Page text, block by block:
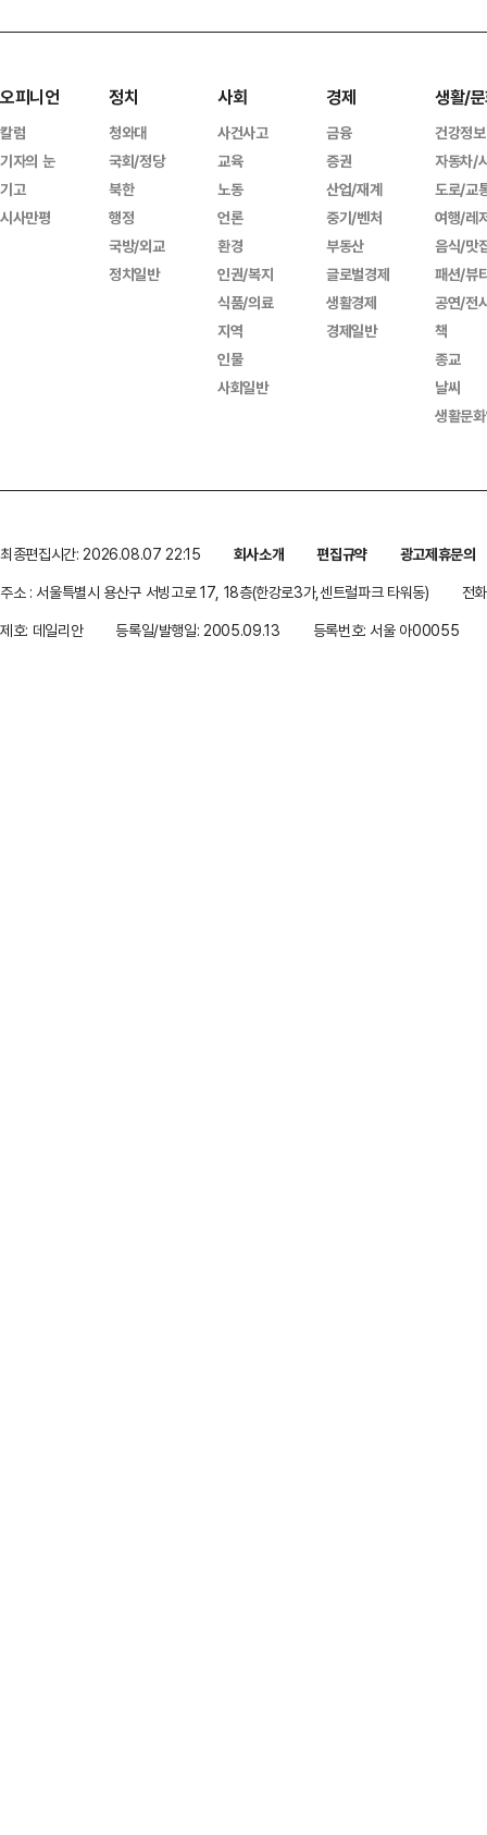
오피니언
칼럼
기자의 눈
기고
시사만평
정치
청와대
국회/정당
북한
행정
국방/외교
정치일반
사회
사건사고
교육
노동
언론
환경
인권/복지
식품/의료
지역
인물
사회일반
경제
금융
증권
산업/재계
중기/벤처
부동산
글로벌경제
생활경제
경제일반
생활/
건강정보
자동차/
도로/교
여행/레
음식/맛
패션/뷰
공연/전
책
종교
날씨
생활문
최종편집시간: 2026.08.07 22:15 회사소개 편집규약
광고제휴문의
주소 : 서울특별시 용산구 서빙고로 17, 18층(한강로3가,센트럴파크 타워동)
전
제호: 데일리안
등록일/발행일: 2005.09.13 등록번호: 서울 아00055